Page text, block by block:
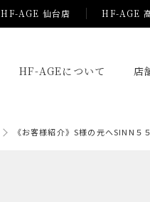
HF-AGE 仙台店 HF-AGE
HF-AGEについて 店
《お客様紹介》S様の元へSINN５